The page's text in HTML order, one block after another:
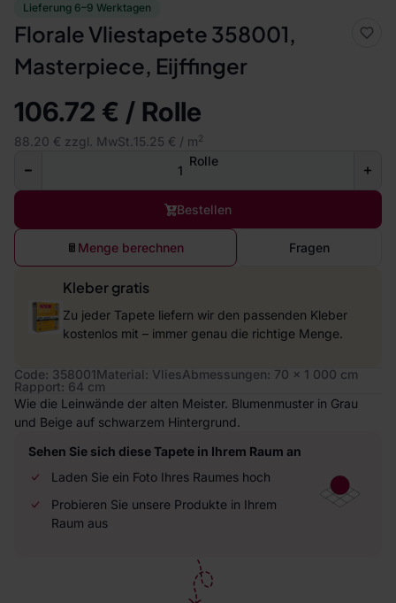
Lieferung 6–9 Werktagen
Florale Vliestapete 358001,
Masterpiece, Eijffinger
106.72 € / Rolle
88.20 € zzgl. MwSt. 15.25 € / m2
Rolle
Bestellen
Menge berechnen Fragen
Kleber gratis
Zu jeder Tapete liefern wir den passenden Kleber
kostenlos mit – immer genau die richtige Menge.
Code: 358001Material: VliesAbmessungen: 70 x 1 000 cm
Rapport: 64 cm
Wie die Leinwände der alten Meister. Blumenmuster in Grau
und Beige auf schwarzem Hintergrund.
Sehen Sie sich diese Tapete in Ihrem Raum an
Laden Sie ein Foto Ihres Raumes hoch
Probieren Sie unsere Produkte in Ihrem
Raum aus